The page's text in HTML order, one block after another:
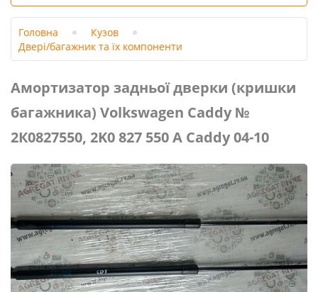
Головна
Кузов
Двері/багажник та їх компоненти
Амортизатор задньої дверки (кришки
багажника) Volkswagen Caddy №
2К0827550, 2K0 827 550 A Caddy 04-10